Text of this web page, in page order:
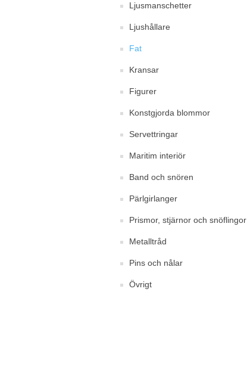
Ljusmanschetter
Ljushållare
Fat
Kransar
Figurer
Konstgjorda blommor
Servettringar
Maritim interiör
Band och snören
Pärlgirlanger
Prismor, stjärnor och snöflingor
Metalltråd
Pins och nålar
Övrigt